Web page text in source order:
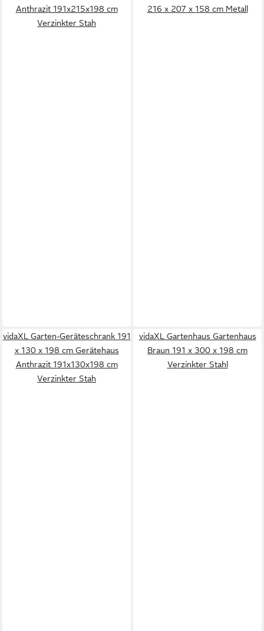
Anthrazit 191x215x198 cm
Verzinkter Stah
216 x 207 x 158 cm Metall
vidaXL Garten-Geräteschrank 191
x 130 x 198 cm Gerätehaus
Anthrazit 191x130x198 cm
Verzinkter Stah
vidaXL Gartenhaus Gartenhaus
Braun 191 x 300 x 198 cm
Verzinkter Stahl